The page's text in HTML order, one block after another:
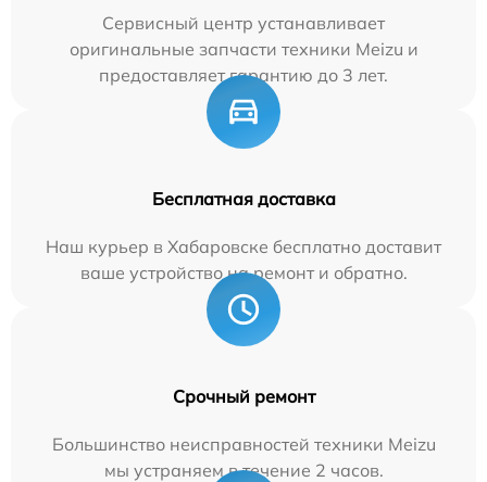
Сервисный центр устанавливает
оригинальные запчасти техники Meizu и
предоставляет гарантию до 3 лет.
Бесплатная доставка
Наш курьер в Хабаровске бесплатно доставит
ваше устройство на ремонт и обратно.
Срочный ремонт
Большинство неисправностей техники Meizu
мы устраняем в течение 2 часов.